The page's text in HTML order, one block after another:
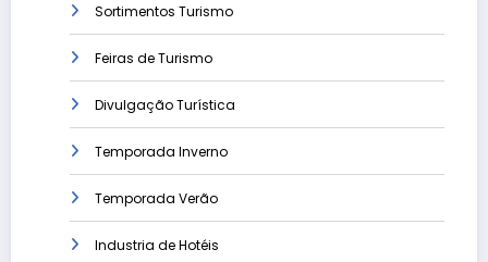
Sortimentos Turismo
Feiras de Turismo
Divulgação Turística
Temporada Inverno
Temporada Verão
Industria de Hotéis